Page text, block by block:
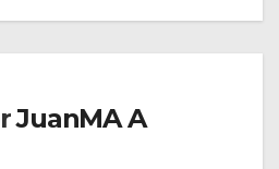
JuanMA A